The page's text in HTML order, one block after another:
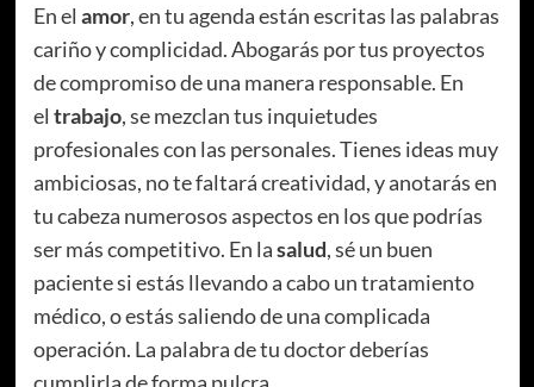
En el amor, en tu agenda están escritas las palabras
cariño y complicidad. Abogarás por tus proyectos
de compromiso de una manera responsable. En
el trabajo, se mezclan tus inquietudes
profesionales con las personales. Tienes ideas muy
ambiciosas, no te faltará creatividad, y anotarás en
tu cabeza numerosos aspectos en los que podrías
ser más competitivo. En lasalud, sé un buen
paciente si estás llevando a cabo un tratamiento
médico, o estás saliendo de una complicada
operación. La palabra de tu doctor deberías
cumplirla de forma pulcra.